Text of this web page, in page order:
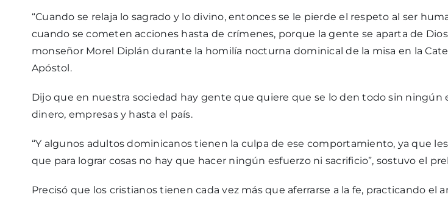
“Cuando se relaja lo sagrado y lo divino, entonces se le pierde el respeto al ser
cuando se cometen acciones hasta de crímenes, porque la gente se aparta de
monseñor Morel Diplán durante la homilía nocturna dominical de la misa en la
Apóstol.
Dijo que en nuestra sociedad hay gente que quiere que se lo den todo sin ningún
dinero, empresas y hasta el país.
“Y algunos adultos dominicanos tienen la culpa de ese comportamiento, ya que
que para lograr cosas no hay que hacer ningún esfuerzo ni sacrificio”, sostuvo el
Precisó que los cristianos tienen cada vez más que aferrarse a la fe, practicando el